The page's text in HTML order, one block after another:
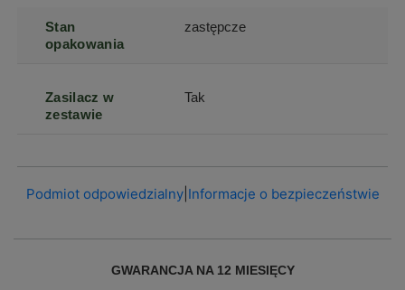
Stan
opakowania
zastępcze
Zasilacz w
zestawie
Tak
Podmiot odpowiedzialny| Informacje o bezpieczeństwie
GWARANCJA NA 12 MIESIĘCY